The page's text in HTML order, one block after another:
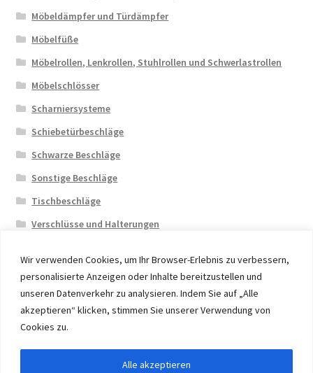
Wir verwenden Cookies, um Ihr Browser-Erlebnis zu verbessern,
personalisierte Anzeigen oder Inhalte bereitzustellen und
unseren Datenverkehr zu analysieren. Indem Sie auf „Alle
akzeptieren“ klicken, stimmen Sie unserer Verwendung von
Cookies zu.
Alle akzeptieren
Möbeldämpfer und Türdämpfer
Möbelfüße
Möbelrollen, Lenkrollen, Stuhlrollen und Schwerlastrollen
Möbelschlösser
Scharniersysteme
Schiebetürbeschläge
Schwarze Beschläge
Sonstige Beschläge
Tischbeschläge
Verschlüsse und Halterungen
© 2026 Eruon Trade UG, Germany, member of the ERUON